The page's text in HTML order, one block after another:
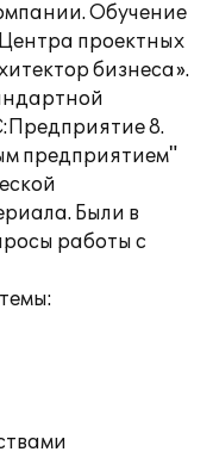
Обучение
проектных
бизнеса».
8.
предприятием"
Были в
работы с